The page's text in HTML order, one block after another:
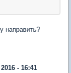
направить?
- 16:41